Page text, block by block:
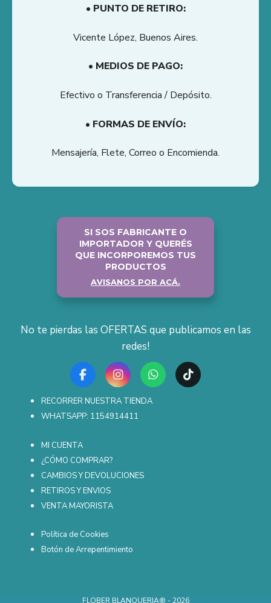
• PUNTO DE RETIRO:
Vicente López, Buenos Aires.
• MEDIOS DE PAGO:
Efectivo o Transferencia / Depósito.
• FORMAS DE ENVÍO:
Mensajería, Flete, Correo o Encomienda.
SI SOS FABRICANTE O
IMPORTADOR Y QUERÉS
QUE INCORPOREMOS TUS
PRODUCTOS
AVISANOS POR ACÁ.
No te pierdas las OFERTAS que publicamos en las
redes!
RECORRER NUESTRA TIENDA
WHATSAPP: 1154914411
MI CUENTA
¿CÓMO COMPRAR?
CAMBIOS Y DEVOLUCIONES
RETIROS Y ENVIOS
VENTA MAYORISTA
Política de Cookies
Botón de Arrepentimiento
FLOBER BLANQUERIA® - 2026